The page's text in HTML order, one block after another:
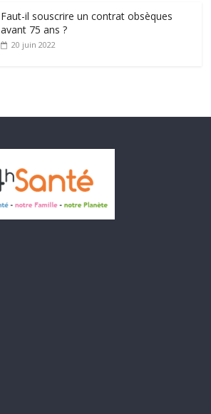
Faut-il souscrire un contrat obsèques
avant 75 ans ?
20 juin 2022